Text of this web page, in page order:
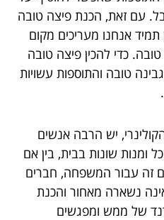
עם זאת, הכנת פיצה טובה
אנחנו מעריכים מקום
כדי להכין פיצה טובה
טובה והתוספות עשויות
יש הרבה אנשים
ומנות שונות בבית, בין אם
זה עבור המשפחה, חברים
נשארה מאחור והכנת
של ממש ומפגשים